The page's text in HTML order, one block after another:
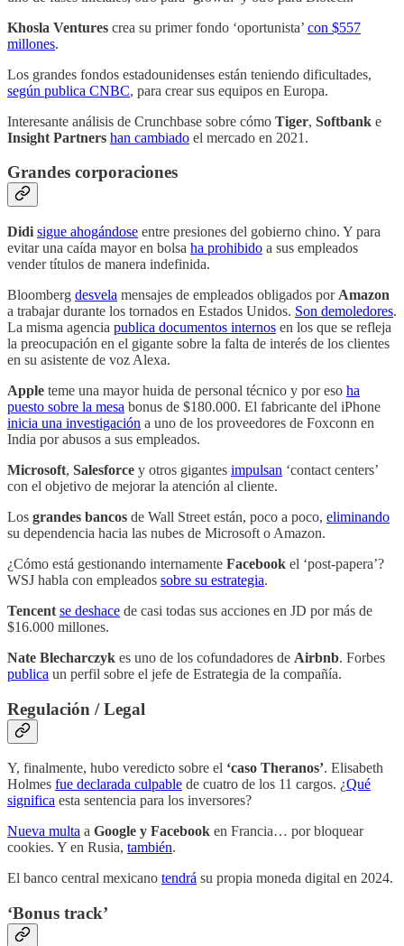
Khosla Ventures crea su primer fondo ‘oportunista’ con $557
millones.
Los grandes fondos estadounidenses están teniendo dificultades,
según publica CNBC, para crear sus equipos en Europa.
Interesante análisis de Crunchbase sobre cómo Tiger, Softbank e
Insight Partners han cambiado el mercado en 2021.
Grandes corporaciones
Didi sigue ahogándose entre presiones del gobierno chino. Y para
evitar una caída mayor en bolsa ha prohibido a sus empleados
vender títulos de manera indefinida.
Bloomberg desvela mensajes de empleados obligados por Amazon
a trabajar durante los tornados en Estados Unidos. Son demoledores.
La misma agencia publica documentos internos en los que se refleja
la preocupación en el gigante sobre la falta de interés de los clientes
en su asistente de voz Alexa.
Apple teme una mayor huida de personal técnico y por eso ha
puesto sobre la mesa bonus de $180.000. El fabricante del iPhone
inicia una investigación a uno de los proveedores de Foxconn en
India por abusos a sus empleados.
Microsoft, Salesforce y otros gigantes impulsan ‘contact centers’
con el objetivo de mejorar la atención al cliente.
Los grandes bancos de Wall Street están, poco a poco, eliminando
su dependencia hacia las nubes de Microsoft o Amazon.
¿Cómo está gestionando internamente Facebook el ‘post-papera’?
WSJ habla con empleados sobre su estrategia.
Tencent se deshace de casi todas sus acciones en JD por más de
$16.000 millones.
Nate Blecharczyk es uno de los cofundadores de Airbnb. Forbes
publica un perfil sobre el jefe de Estrategia de la compañía.
Regulación / Legal
Y, finalmente, hubo veredicto sobre el ‘caso Theranos’. Elisabeth
Holmes fue declarada culpable de cuatro de los 11 cargos. ¿Qué
significa esta sentencia para los inversores?
Nueva multa a Google y Facebook en Francia… por bloquear
cookies. Y en Rusia, también.
El banco central mexicano tendrá su propia moneda digital en 2024.
‘Bonus track’